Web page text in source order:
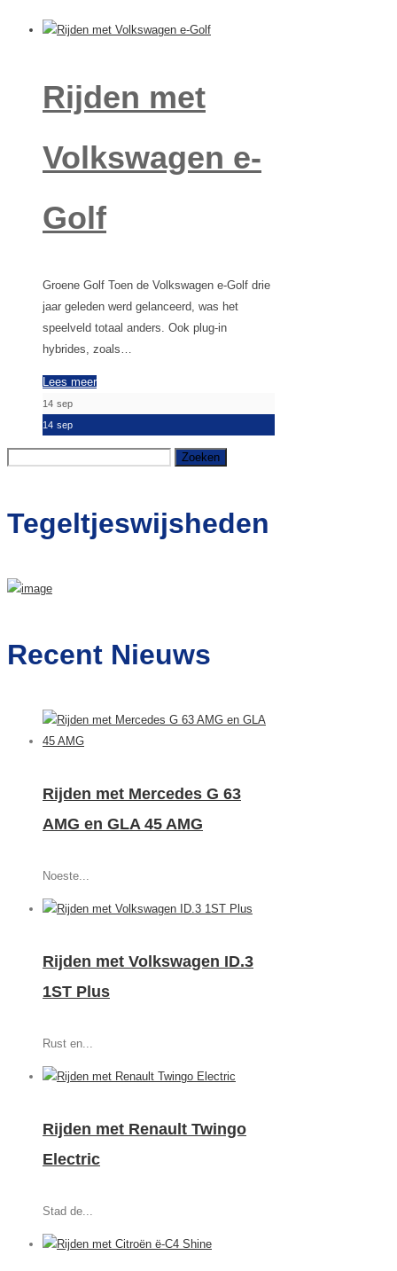
Rijden met
Volkswagen e-
Golf
Groene Golf Toen de Volkswagen e-Golf drie
jaar geleden werd gelanceerd, was het
speelveld totaal anders. Ook plug-in
hybrides, zoals…
Lees meer
14 sep
14 sep
Tegeltjeswijsheden
Recent Nieuws
Rijden met Mercedes G 63
AMG en GLA 45 AMG
Noeste...
Rijden met Volkswagen ID.3
1ST Plus
Rust en...
Rijden met Renault Twingo
Electric
Stad de...